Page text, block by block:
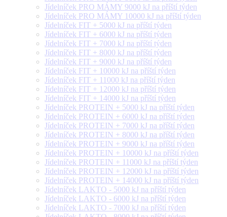
Jídelníček PRO MÁMY 9000 kJ na příští týden
Jídelníček PRO MÁMY 10000 kJ na příští týden
Jídelníček FIT + 5000 kJ na příští týden
Jídelníček FIT + 6000 kJ na příští týden
Jídelníček FIT + 7000 kJ na příští týden
Jídelníček FIT + 8000 kJ na příští týden
Jídelníček FIT + 9000 kJ na příští týden
Jídelníček FIT + 10000 kJ na příští týden
Jídelníček FIT + 11000 kJ na příští týden
Jídelníček FIT + 12000 kJ na příští týden
Jídelníček FIT + 14000 kJ na příští týden
Jídelníček PROTEIN + 5000 kJ na příští týden
Jídelníček PROTEIN + 6000 kJ na příští týden
Jídelníček PROTEIN + 7000 kJ na příští týden
Jídelníček PROTEIN + 8000 kJ na příští týden
Jídelníček PROTEIN + 9000 kJ na příští týden
Jídelníček PROTEIN + 10000 kJ na příští týden
Jídelníček PROTEIN + 11000 kJ na příští týden
Jídelníček PROTEIN + 12000 kJ na příští týden
Jídelníček PROTEIN + 14000 kJ na příští týden
Jídelníček LAKTO - 5000 kJ na příští týden
Jídelníček LAKTO - 6000 kJ na příští týden
Jídelníček LAKTO - 7000 kJ na příští týden